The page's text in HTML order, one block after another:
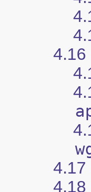
4.16
4.17
4.18